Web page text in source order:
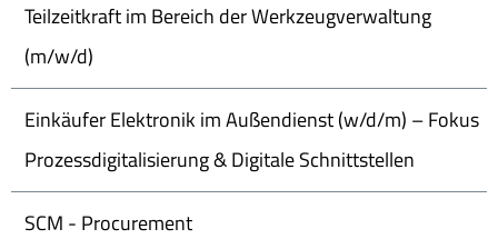
Teilzeitkraft im Bereich der Werkzeugverwaltung
(m/w/d)
Einkäufer Elektronik im Außendienst (w/d/m) – Fokus
Prozessdigitalisierung & Digitale Schnittstellen
SCM - Procurement